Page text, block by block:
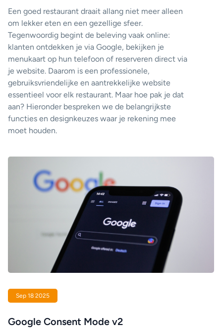
Een goed restaurant draait allang niet meer alleen
om lekker eten en een gezellige sfeer.
Tegenwoordig begint de beleving vaak online:
klanten ontdekken je via Google, bekijken je
menukaart op hun telefoon of reserveren direct via
je website. Daarom is een professionele,
gebruiksvriendelijke en aantrekkelijke website
essentieel voor elk restaurant. Maar hoe pak je dat
aan? Hieronder bespreken we de belangrijkste
functies en designkeuzes waar je rekening mee
moet houden.
Sep 18 2025
Google Consent Mode v2